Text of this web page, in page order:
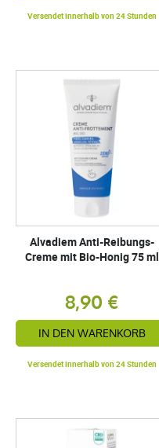
Versendet innerhalb von 24 Stunden
Alvadiem Anti-Reibungs-
Creme mit Bio-Honig 75 ml
8,90 €
IN DEN WARENKORB
Versendet innerhalb von 24 Stunden